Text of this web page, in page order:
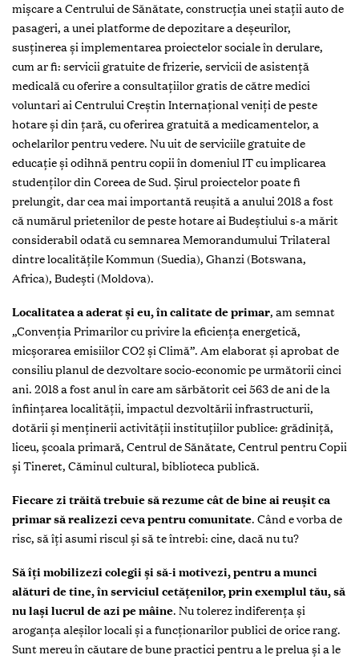
mișcare a Centrului de Sănătate, construcția unei stații auto de
pasageri, a unei platforme de depozitare a deșeurilor,
susținerea și implementarea proiectelor sociale în derulare,
cum ar fi: servicii gratuite de frizerie, servicii de asistență
medicală cu oferire a consultațiilor gratis de către medici
voluntari ai Centrului Creștin Internațional veniți de peste
hotare și din țară, cu oferirea gratuită a medicamentelor, a
ochelarilor pentru vedere. Nu uit de serviciile gratuite de
educație și odihnă pentru copii în domeniul IT cu implicarea
studenților din Coreea de Sud. Șirul proiectelor poate fi
prelungit, dar cea mai importantă reușită a anului 2018 a fost
că numărul prietenilor de peste hotare ai Budeștiului s-a mărit
considerabil odată cu semnarea Memorandumului Trilateral
dintre localitățile Kommun (Suedia), Ghanzi (Botswana,
Africa), Budești (Moldova).
Localitatea a aderat și eu, în calitate de primar, am semnat
„Convenția Primarilor cu privire la eficiența energetică,
micșorarea emisiilor CO2 și Climă”. Am elaborat și aprobat de
consiliu planul de dezvoltare socio-economic pe următorii cinci
ani. 2018 a fost anul în care am sărbătorit cei 563 de ani de la
înființarea localității, impactul dezvoltării infrastructurii,
dotării și menținerii activității instituțiilor publice: grădiniță,
liceu, școala primară, Centrul de Sănătate, Centrul pentru Copii
și Tineret, Căminul cultural, biblioteca publică.
Fiecare zi trăită trebuie să rezume cât de bine ai reușit ca
primar să realizezi ceva pentru comunitate. Când e vorba de
risc, să îți asumi riscul și să te întrebi: cine, dacă nu tu?
Să îți mobilizezi colegii și să-i motivezi, pentru a munci
alături de tine, în serviciul cetățenilor, prin exemplul tău, să
nu lași lucrul de azi pe mâine. Nu tolerez indiferența și
aroganța aleșilor locali și a funcționarilor publici de orice rang.
Sunt mereu în căutare de bune practici pentru a le prelua și a le